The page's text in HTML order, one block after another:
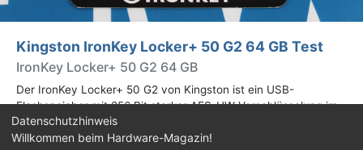
Kingston IronKey Locker+ 50 G2 64 GB Test
IronKey Locker+ 50 G2 64 GB
Der IronKey Locker+ 50 G2 von Kingston ist ein USB-
Flashspeicher mit 256 Bit starker AES-HW-Verschlüsselung im
XTS-Modus. Wir haben das 64-GB-Modell im Praxistest
genauer begutachtet.
Datenschutzhinweis
Willkommen beim Hardware-Magazin!